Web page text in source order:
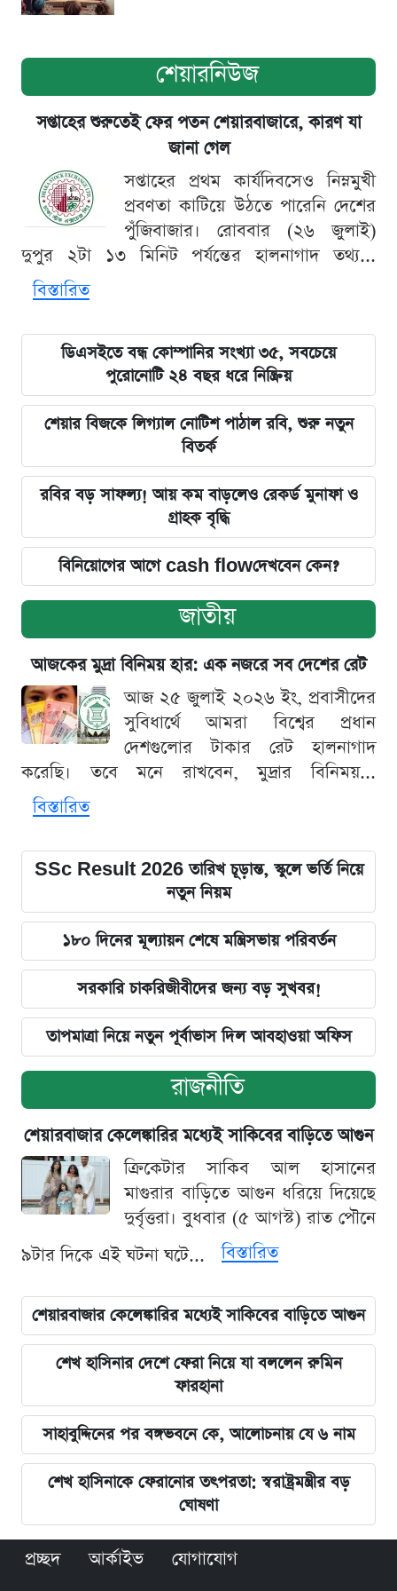
শেয়ারনিউজ
সপ্তাহের শুরুতেই ফের পতন শেয়ারবাজারে, কারণ যা
জানা গেল
সপ্তাহের প্রথম কার্যদিবসেও নিম্নমুখী
প্রবণতা কাটিয়ে উঠতে পারেনি দেশের
পুঁজিবাজার। রোববার (২৬ জুলাই)
দুপুর ২টা ১৩ মিনিট পর্যন্তের হালনাগাদ তথ্য...
বিস্তারিত
ডিএসইতে বন্ধ কোম্পানির সংখ্যা ৩৫, সবচেয়ে
পুরোনোটি ২৪ বছর ধরে নিষ্ক্রিয়
শেয়ার বিজকে লিগ্যাল নোটিশ পাঠাল রবি, শুরু নতুন
বিতর্ক
রবির বড় সাফল্য! আয় কম বাড়লেও রেকর্ড মুনাফা ও
গ্রাহক বৃদ্ধি
বিনিয়োগের আগে cash flowদেখবেন কেন?
জাতীয়
আজকের মুদ্রা বিনিময় হার: এক নজরে সব দেশের রেট
আজ ২৫ জুলাই ২০২৬ ইং, প্রবাসীদের
সুবিধার্থে আমরা বিশ্বের প্রধান
দেশগুলোর টাকার রেট হালনাগাদ
করেছি। তবে মনে রাখবেন, মুদ্রার বিনিময়...
বিস্তারিত
SSc Result 2026 তারিখ চূড়ান্ত, স্কুলে ভর্তি নিয়ে
নতুন নিয়ম
১৮০ দিনের মূল্যায়ন শেষে মন্ত্রিসভায় পরিবর্তন
সরকারি চাকরিজীবীদের জন্য বড় সুখবর!
তাপমাত্রা নিয়ে নতুন পূর্বাভাস দিল আবহাওয়া অফিস
রাজনীতি
শেয়ারবাজার কেলেঙ্কারির মধ্যেই সাকিবের বাড়িতে আগুন
ক্রিকেটার সাকিব আল হাসানের
মাগুরার বাড়িতে আগুন ধরিয়ে দিয়েছে
দুর্বৃত্তরা। বুধবার (৫ আগস্ট) রাত পৌনে
৯টার দিকে এই ঘটনা ঘটে...
বিস্তারিত
শেয়ারবাজার কেলেঙ্কারির মধ্যেই সাকিবের বাড়িতে আগুন
শেখ হাসিনার দেশে ফেরা নিয়ে যা বললেন রুমিন
ফারহানা
সাহাবুদ্দিনের পর বঙ্গভবনে কে, আলোচনায় যে ৬ নাম
শেখ হাসিনাকে ফেরানোর তৎপরতা: স্বরাষ্ট্রমন্ত্রীর বড়
ঘোষণা
প্রচ্ছদ আর্কাইভ যোগাযোগ